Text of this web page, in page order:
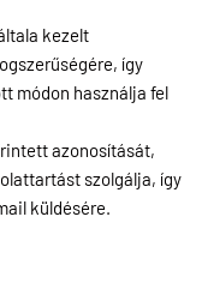
kezelt
így
módon használja fel
azonosítását,
szolgálja, így
küldésére.